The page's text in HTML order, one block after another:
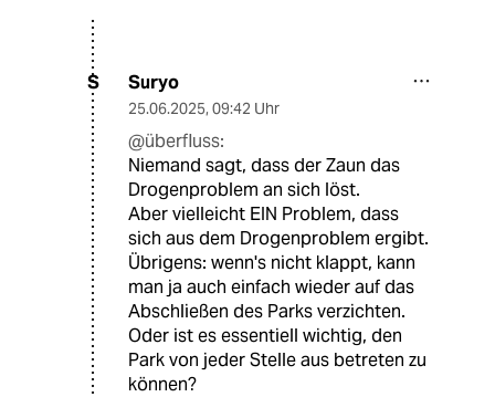
S Suryo
25.06.2025, 09:42 Uhr
@überfluss:
Niemand sagt, dass der Zaun das
Drogenproblem an sich löst.
Aber vielleicht EIN Problem, dass
sich aus dem Drogenproblem ergibt.
Übrigens: wenn's nicht klappt, kann
man ja auch einfach wieder auf das
Abschließen des Parks verzichten.
Oder ist es essentiell wichtig, den
Park von jeder Stelle aus betreten zu
können?